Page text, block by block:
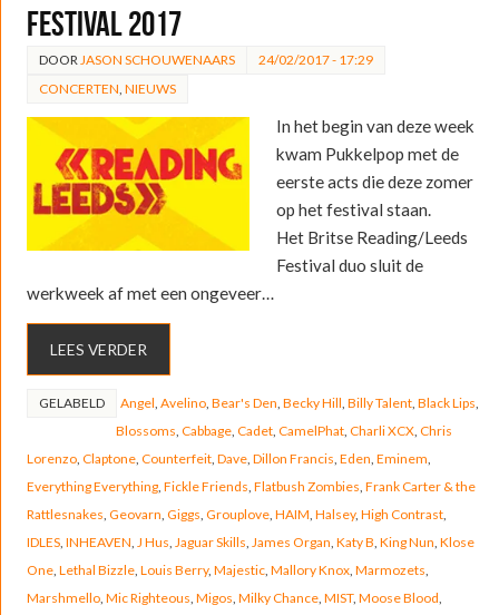
Festival 2017
DOOR JASON SCHOUWENAARS
24/02/2017 - 17:29
CONCERTEN NIEUWS
In het begin van deze week
kwam Pukkelpop met de
eerste acts die deze zomer
op het festival staan.
Het Britse Reading/Leeds
Festival duo sluit de
werkweek af met een ongeveer…
LEES VERDER
GELABELD Angel Avelino, Bear's Den Becky Hill Billy Talent, Black Lips
Blossoms Cabbage, Cadet, CamelPhat, Charli XCX, Chris
Lorenzo, Claptone, Counterfeit, Dave, Dillon Francis Eden Eminem
Everything Everything, Fickle Friends Flatbush Zombies Frank Carter & the
Rattlesnakes Geovarn Giggs Grouplove, HAIM Halsey, High Contrast,
IDLES, INHEAVEN J Hus Jaguar Skills James Organ Katy B King Nun Klose
One, Lethal Bizzle, Louis Berry, Majestic, Mallory Knox, Marmozets
Marshmello, Mic Righteous Migos Milky Chance, MIST, Moose Blood